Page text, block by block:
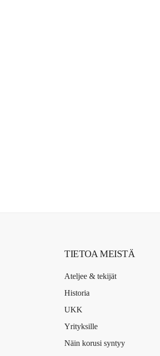
TIETOA MEISTÄ
Ateljee & tekijät
Historia
UKK
Yrityksille
Näin korusi syntyy